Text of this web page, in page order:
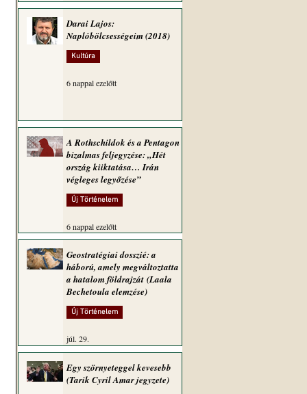
Darai Lajos:
Naplóbölcsességeim (2018)
Kultúra
6 nappal ezelőtt
A Rothschildok és a Pentagon
bizalmas feljegyzése: „Hét
ország kiiktatása… Irán
végleges legyőzése”
Új Történelem
6 nappal ezelőtt
Geostratégiai dosszié: a
háború, amely megváltoztatta
a hatalom földrajzát (Laala
Bechetoula elemzése)
Új Történelem
júl. 29.
Egy szörnyeteggel kevesebb
(Tarik Cyril Amar jegyzete)